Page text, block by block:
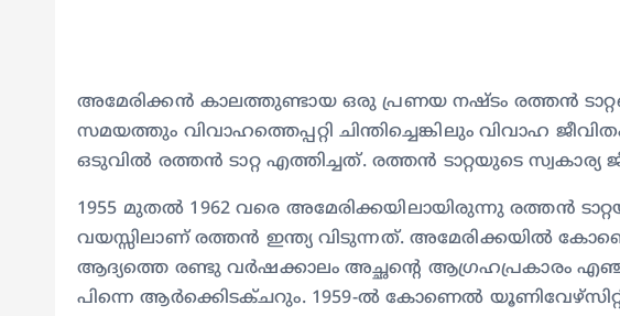
അമേരിക്കൻ കാലത്തുണ്ടായ ഒരു പ്രണയ നഷ്ടം രത്തൻ
സമയത്തും വിവാഹത്തെപ്പറ്റി ചിന്തിച്ചെങ്കിലും വിവാഹ
ഒടുവിൽ രത്തൻ ടാറ്റ എത്തിച്ചത്. രത്തൻ ടാറ്റയുടെ
1955 മുതൽ 1962 വരെ അമേരിക്കയിലായിരുന്നു രത്തൻ
വയസ്സിലാണ് രത്തൻ ഇന്ത്യ വിടുന്നത്. അമേരിക്കയിൽ
ആദ്യത്തെ രണ്ടു വർഷക്കാലം അച്ഛന്റെ ആഗ്രഹപ്രകാരം
പിന്നെ ആർക്കിെടക്ചറും. 1959-ൽ കോണെൽ